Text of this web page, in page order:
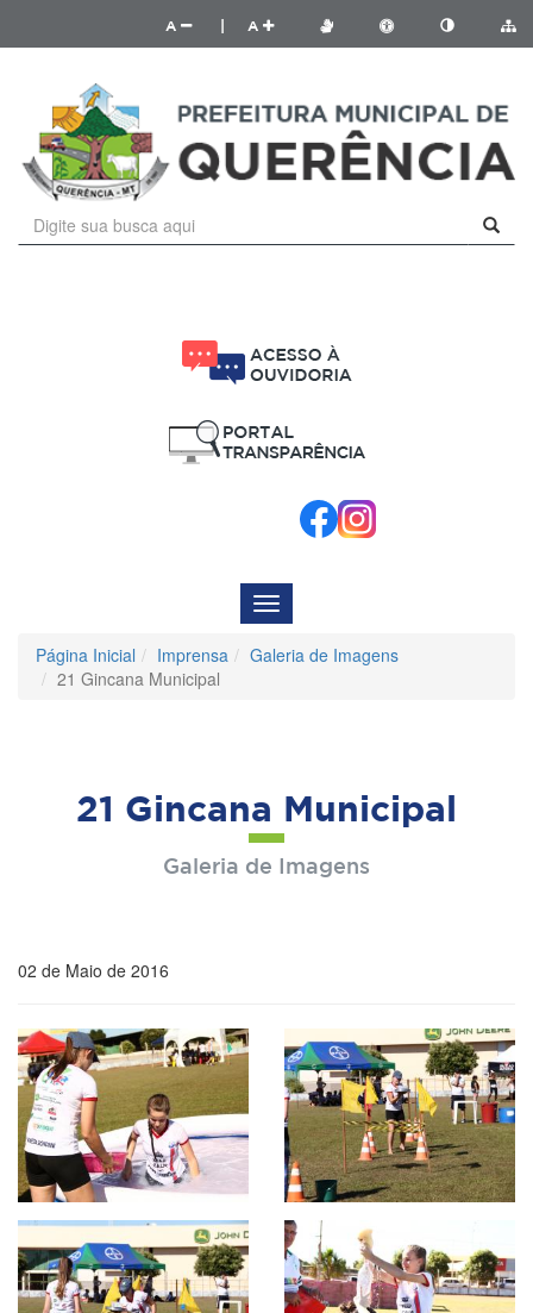
A A
Menu
de
Navegação
Página Inicial Imprensa
Galeria de Imagens
21 Gincana Municipal
21 Gincana Municipal
Galeria de Imagens
02 de Maio de 2016